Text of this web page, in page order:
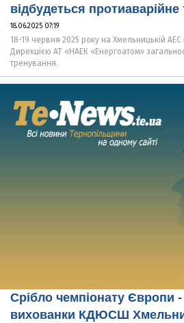
відбудеться
18.06.2025 07:19
18-19 червня 2025 року на Хмельницькій АЕС
Дирекцією АТ «НАЕК «Енергоатом»
тренування.
Срібло чемпіонату Європи
вихованки КДЮСШ